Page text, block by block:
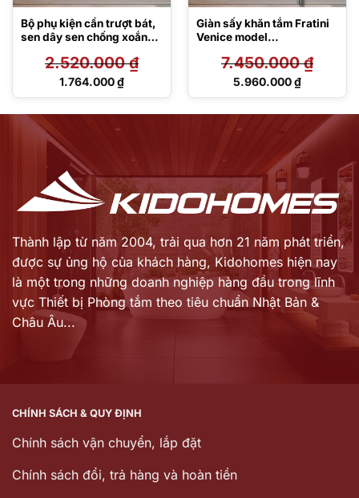
Bộ phụ kiện cần trượt bát,
sen dây sen chống xoắn
39051443
2.520.000₫
Giá
1.764.000₫
Giá
Giàn sấy khăn tắm Fratini
Venice model
7.450.000₫
Giá
7.450.000 ₫.
5.960.000₫
Giá
5.960.000 ₫.
Thành lập từ năm 2004, trải qua hơn 21 năm phát triển,
được sự ủng hộ của khách hàng, Kidohomes hiện nay
là một trong những doanh nghiệp hàng đầu trong lĩnh
vực Thiết bị Phòng tắm theo tiêu chuẩn Nhật Bản &
Châu Âu...
CHÍNH SÁCH & QUY ĐỊNH
Chính sách vận chuyển, lắp đặt
Chính sách đổi, trả hàng và hoàn tiền